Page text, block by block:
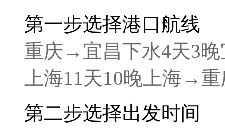
第一步选择港口航线
重庆→宜昌下水4天3晚
上海11天10晚 上海→
第二步选择出发时间